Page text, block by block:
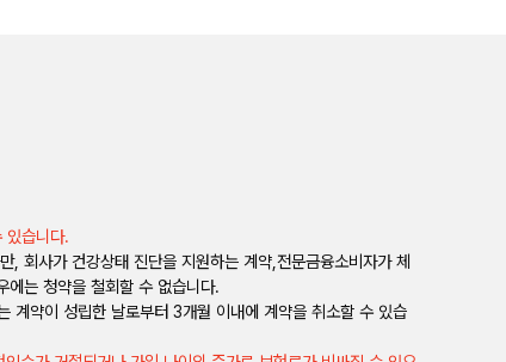
있습니다.
회사가 건강상태 진단을 지원하는 계약,전문금융소비자가 체
는 청약을 철회할 수 없습니다.
계약이 성립한 날로부터 3개월 이내에 계약을 취소할 수 있습